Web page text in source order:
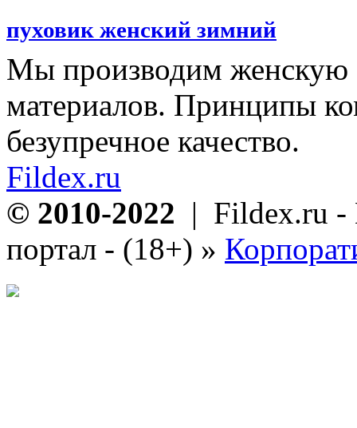
пуховик женский зимний
Мы производим женскую
материалов. Принципы
безупречное качество.
Fildex.ru
© 2010-2022 | Fildex.ru -
портал - (18+) »